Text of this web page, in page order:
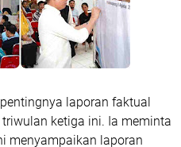
laporan faktual
ketiga ini. Ia meminta
menyampaikan laporan